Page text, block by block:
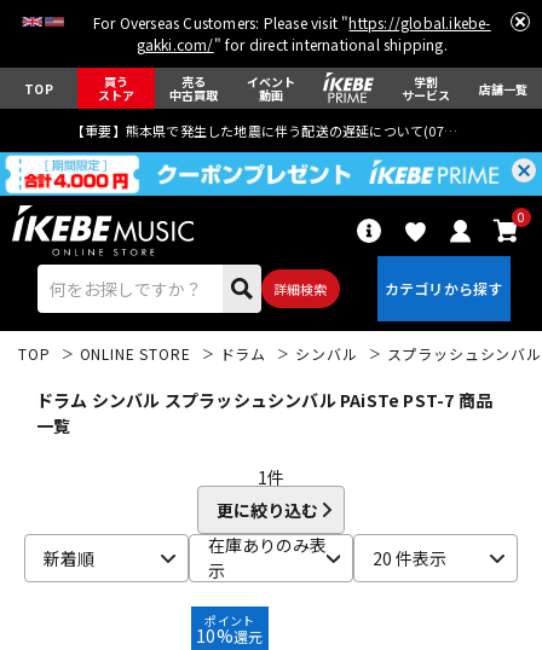
For Overseas Customers: Please visit "https://global.ikebe-
gakki.com/" for direct international shipping.
TOP 買う
ストア
売る
中古買取
イベント
動画
学割
サービス 店舗一覧
【重要】熊本県で発生した地震に伴う配送の遅延について(07月29日
詳細検索
0
ベース ウクレレ
TOP ONLINE STORE ドラム シンバル スプラッシュシンバル
ドラム シンバル スプラッシュシンバル PAiSTe PST-7 商品
一覧
1件
更に絞り込む
新着順
在庫ありのみ表
示
20 件表示
ポイント
10%還元